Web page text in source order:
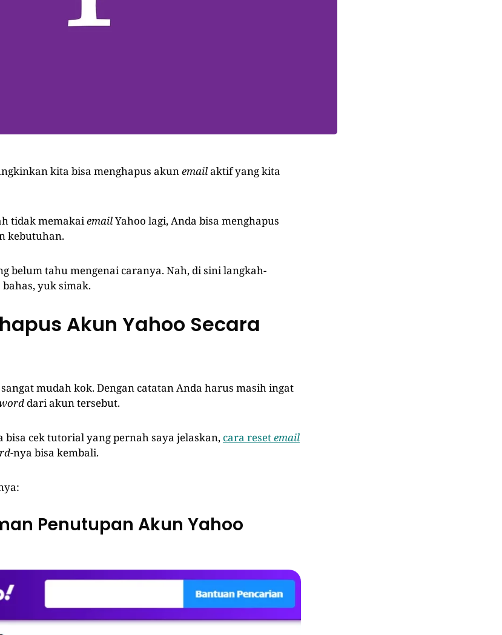
kita bisa menghapus akunemailaktif yang kita
tidak memakaiemailYahoo lagi, Anda bisa menghapus
kebutuhan.
belum tahu mengenai caranya. Nah, di sini langkah-
yuk simak.
Akun Yahoo Secara
mudah kok. Dengan catatan Anda harus masih ingat
dari akun tersebut.
bisa cek tutorial yang pernah saya jelaskan, cara resetemail
-nya bisa kembali.
Penutupan Akun Yahoo